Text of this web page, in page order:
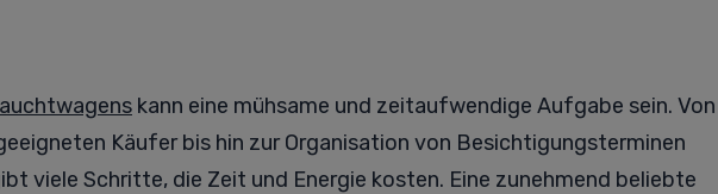
kann eine mühsame und zeitaufwendige Aufgabe sein. Von
Käufer bis hin zur Organisation von Besichtigungsterminen
viele Schritte, die Zeit und Energie kosten. Eine zunehmend beliebte